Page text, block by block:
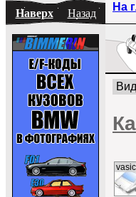
Наверх Назад
На